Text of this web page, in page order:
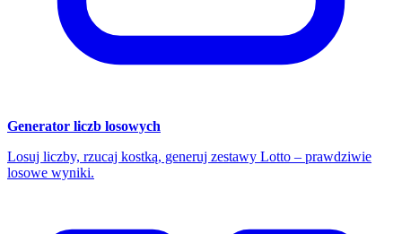
Generator liczb losowych
Losuj liczby, rzucaj kostką, generuj zestawy Lotto – prawdziwie
losowe wyniki.